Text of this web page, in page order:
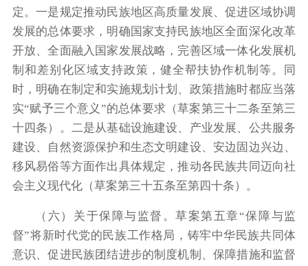
定。一是规定推动民族地区高质量发展、促进区域协调
发展的总体要求，明确国家支持民族地区全面深化改革
开放、全面融入国家发展战略，完善区域一体化发展机
制和差别化区域支持政策，健全帮扶协作机制等。同
时，明确在制定和实施规划计划、政策措施时都应当落
实“赋予三个意义”的总体要求（草案第三十二条至第三
十四条）。二是从基础设施建设、产业发展、公共服务
建设、自然资源保护和生态文明建设、安边固边兴边、
移风易俗等方面作出具体规定，推动各民族共同迈向社
会主义现代化（草案第三十五条至第四十条）。
（六）关于保障与监督。草案第五章“保障与监
督”将新时代党的民族工作格局，铸牢中华民族共同体
意识、促进民族团结进步的制度机制、保障措施和监督